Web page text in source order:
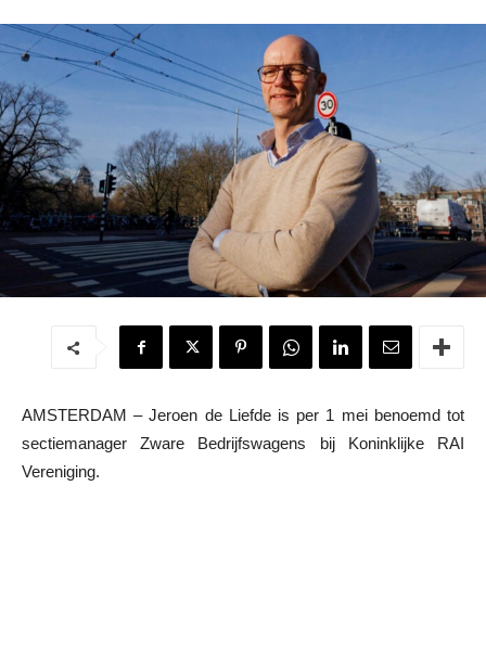
AMSTERDAM – Jeroen de Liefde is per 1 mei benoemd tot
sectiemanager Zware Bedrijfswagens bij Koninklijke RAI
Vereniging.